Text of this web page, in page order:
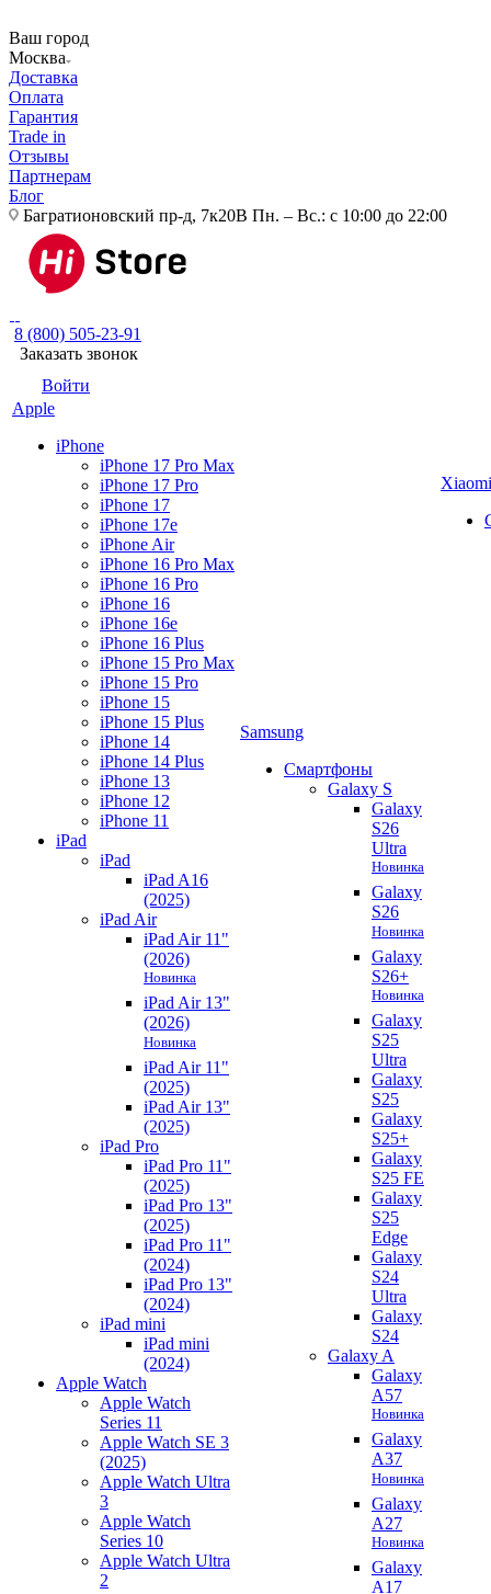
Ваш город
Москва
Доставка
Оплата
Гарантия
Trade in
Отзывы
Партнерам
Блог
Багратионовский пр-д, 7к20В Пн. – Вс.: с 10:00 до 22:00
8 (800) 505-23-91
Заказать звонок
Войти
Apple
iPhone
iPhone 17 Pro Max
iPhone 17 Pro
iPhone 17
iPhone 17e
iPhone Air
iPhone 16 Pro Max
iPhone 16 Pro
iPhone 16
iPhone 16e
iPhone 16 Plus
iPhone 15 Pro Max
iPhone 15 Pro
iPhone 15
iPhone 15 Plus
iPhone 14
iPhone 14 Plus
iPhone 13
iPhone 12
iPhone 11
iPad
iPad
iPad A16
(2025)
iPad Air
iPad Air 11"
(2026)
Новинка
iPad Air 13"
(2026)
Новинка
iPad Air 11"
(2025)
iPad Air 13"
(2025)
iPad Pro
iPad Pro 11"
(2025)
iPad Pro 13"
(2025)
iPad Pro 11"
(2024)
iPad Pro 13"
(2024)
iPad mini
iPad mini
(2024)
Apple Watch
Apple Watch
Series 11
Apple Watch SE 3
(2025)
Apple Watch Ultra
3
Apple Watch
Series 10
Apple Watch Ultra
2
Samsung
Смартфоны
Galaxy S
Galaxy
S26
Ultra
Новинка
Galaxy
S26
Новинка
Galaxy
S26+
Новинка
Galaxy
S25
Ultra
Galaxy
S25
Galaxy
S25+
Galaxy
S25 FE
Galaxy
S25
Edge
Galaxy
S24
Ultra
Galaxy
S24
Galaxy A
Galaxy
A57
Новинка
Galaxy
A37
Новинка
Galaxy
A27
Новинка
Galaxy
A17
Xiaomi